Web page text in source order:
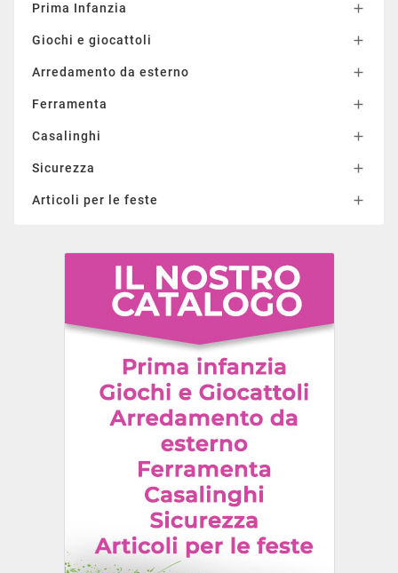
Prima Infanzia 
Giochi e giocattoli 
Arredamento da esterno 
Ferramenta 
Casalinghi 
Sicurezza 
Articoli per le feste 